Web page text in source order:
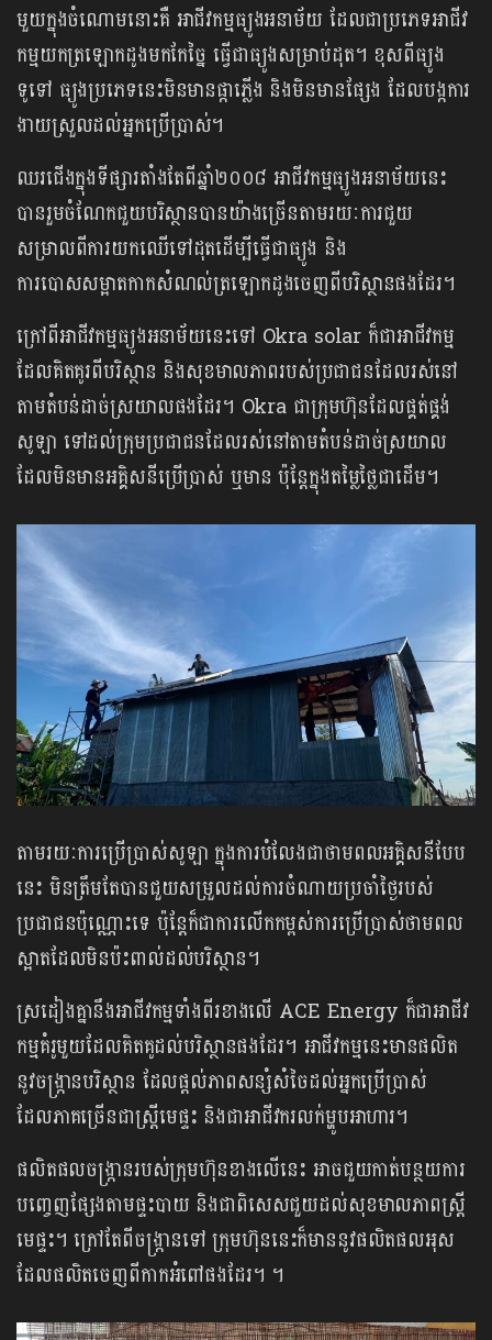
មួយក្នុងចំណោមនោះគឺ អាជីវកម្មធ្យូងអនាម័យ ដែលជាប្រភេទអាជីវ
កម្មយកត្រឡោកដូងមកកែច្នៃ ធ្វើជាធ្យូងសម្រាប់ដុត។ ខុសពីធ្យូង
ទូទៅ ធ្យូងប្រភេទនេះ​មិនមានផ្កាភ្លើង និងមិនមានផ្សែង ដែលបង្កការ
ងាយស្រួលដល់អ្នកប្រើប្រាស់។
ឈរជើងក្នុងទីផ្សារតាំងតែពីឆ្នាំ២០០៨ អាជីវកម្មធ្យូងអនាម័យនេះ
បានរួមចំណែកជួយបរិស្ថានបានយ៉ាងច្រើនតាមរយៈការជួយ
សម្រាលពីការយកឈើទៅដុតដើម្បីធ្វើជាធ្យូង និង
ការបោសសម្អាតកាកសំណល់ត្រឡោកដូងចេញពីបរិស្ថានផងដែរ។
ក្រៅពីអាជីវកម្មធ្យូងអនាម័យនេះទៅ Okra solar ក៏ជាអាជីវកម្ម
ដែលគិតគូរពីបរិស្ថាន និងសុខមាល​ភាពរបស់ប្រជាជនដែលរស់នៅ
តាមតំបន់ដាច់ស្រយាលផងដែរ។ Okra ជាក្រុមហ៊ុនដែលផ្គត់ផ្គង់
សូឡា ទៅដល់ក្រុមប្រជាជនដែលរស់នៅតាមតំបន់ដាច់ស្រយាល
ដែលមិនមានអគ្គិសនីប្រើប្រាស់ ឬមាន ប៉ុន្តែក្នុងតម្លៃថ្លៃជាដើម។
តាមរយៈការប្រើប្រាស់សូឡា ក្នុងការបំលែងជាថាមពលអគ្គិសនីបែប
នេះ មិនត្រឹមតែបានជួយសម្រួលដល់ការចំណាយប្រចាំថ្ងៃរបស់
ប្រជាជនប៉ុណ្ណោះទេ ប៉ុន្តែក៏ជាការលើកកម្ពស់ការប្រើប្រាស់ថាមពល
ស្អាតដែលមិនប៉ះពាល់ដល់បរិស្ថាន។
ស្រដៀងគ្នានឹងអាជីវកម្មទាំងពីរខាងលើ ACE Energy ក៏ជាអាជីវ
កម្មគំរូមួយដែលគិតគូដល់បរិស្ថានផងដែរ។ អាជីវកម្មនេះមានផលិត
នូវចង្ក្រានបរិស្ថាន ដែលផ្ដល់ភាពសន្សំសំចៃដល់អ្នកប្រើប្រាស់
ដែលភាគច្រើនជាស្ត្រីមេផ្ទះ និងជាអាជីវករលក់ម្ហូបអាហារ។
ផលិតផលចង្ក្រានរបស់ក្រុមហ៊ុនខាងលើនេះ អាចជួយកាត់បន្ថយការ
បញ្ចេញផ្សែងតាមផ្ទះបាយ និងជាពិសេសជួយដល់សុខមាលភាពស្ត្រី
មេផ្ទះ។ ក្រៅតែពីចង្ក្រានទៅ ក្រុមហ៊ុននេះក៏មាននូវផលិតផលអុស
ដែលផលិតចេញពីកាកអំពៅផងដែរ។ ។